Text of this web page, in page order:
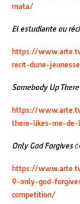
mata/
El estudiante ou
https://
recit-dune-
Somebody Up
https://
there-likes-me-
Only God Forgives
https://
9-only-god-
competition/